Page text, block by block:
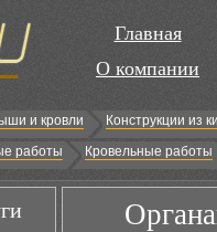
Главная
О компании
и кровли
Конструкции из
работы Кровельные работы